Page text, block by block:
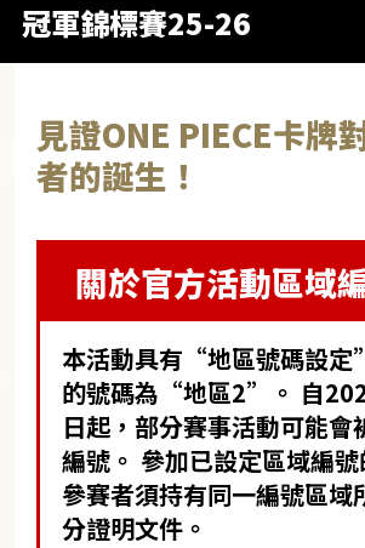
冠軍錦標賽25-26
見證ONE PIECE卡牌
者的誕生！
關於官方活動區域
本活動具有“地區號碼設
的號碼為“地區2”。 自
日起，部分賽事活動可能會
編號。 參加已設定區域編號
參賽者須持有同一編號區域
分證明文件。